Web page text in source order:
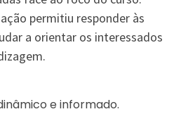
permitiu responder às
a orientar os interessados
e informado.